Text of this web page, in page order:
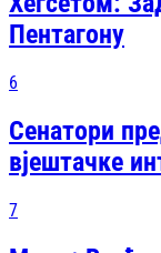
Пентагону
6
Сенатори
вјештачке
7